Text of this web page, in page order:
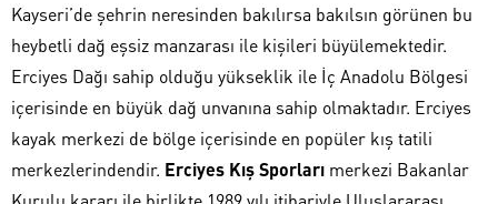
Kayseri’de şehrin neresinden bakılırsa bakılsın görünen bu
heybetli dağ eşsiz manzarası ile kişileri büyülemektedir.
Erciyes Dağı sahip olduğu yükseklik ile İç Anadolu Bölgesi
içerisinde en büyük dağ unvanına sahip olmaktadır. Erciyes
kayak merkezi de bölge içerisinde en popüler kış tatili
merkezlerindendir. Erciyes Kış Sporları merkezi Bakanlar